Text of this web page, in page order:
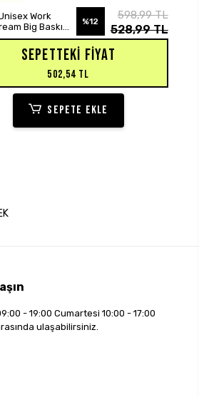
SEPETE EKLE
Work
Big Baskılı
Hoodie
%12
598,99 TL
528,99 TL
SEPETTEKI FIYAT
502,54 TL
SEPETE EKLE
- 19:00 Cumartesi 10:00 - 17:00
ulaşabilirsiniz.